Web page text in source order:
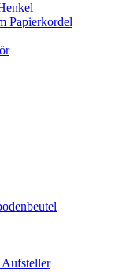
Papierkordel